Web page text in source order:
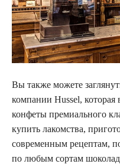
Вы также можете
компании Hussel,
конфеты премиального
купить лакомства,
современным рецептам,
по любым сортам